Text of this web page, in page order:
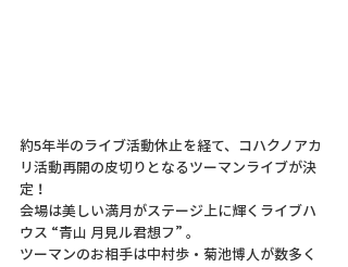
約5年半のライブ活動休止を経て、コハクノアカ
リ活動再開の皮切りとなるツーマンライブが決
定！
会場は美しい満月がステージ上に輝くライブハ
ウス “青山 月見ル君想フ” 。
ツーマンのお相手は中村歩・菊池博人が数多く